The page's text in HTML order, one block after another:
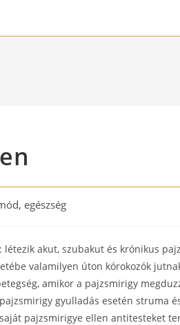
egészség
: létezik akut, szubakut és krónikus
valamilyen úton kórokozók
amikor a pajzsmirigy
gyulladás esetén struma
pajzsmirigye ellen antitesteket